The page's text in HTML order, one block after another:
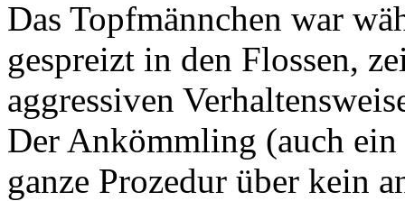
Das Topfmännchen war
gespreizt in den Flossen,
aggressiven
Der Ankömmling (auch
ganze Prozedur über kein